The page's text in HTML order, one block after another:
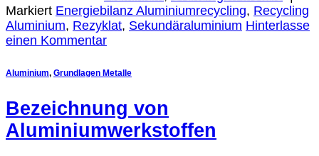
Markiert Energiebilanz Aluminiumrecycling, Recycling
Aluminium, Rezyklat, Sekundäraluminium Hinterlasse
einen Kommentar
Aluminium, Grundlagen Metalle
Bezeichnung von
Aluminiumwerkstoffen